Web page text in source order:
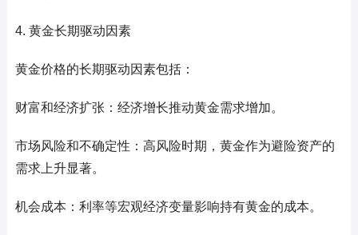
4. 黄金长期驱动因素
黄金价格的长期驱动因素包括：
财富和经济扩张：经济增长推动黄金需求增加。
市场风险和不确定性：高风险时期，黄金作为避险资产的
需求上升显著。
机会成本：利率等宏观经济变量影响持有黄金的成本。